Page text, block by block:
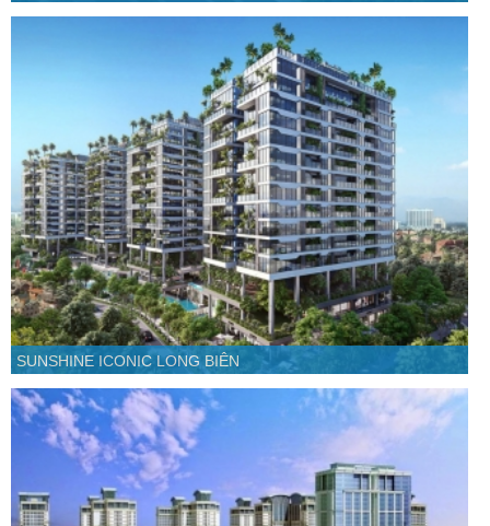
SUNSHINE ICONIC LONG BIÊN